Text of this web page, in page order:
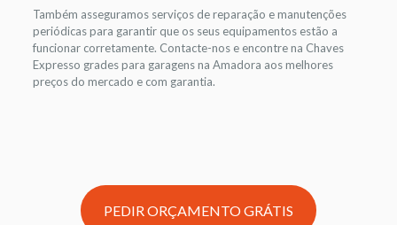
Também asseguramos serviços de reparação e manutenções
periódicas para garantir que os seus equipamentos estão a
funcionar corretamente. Contacte-nos e encontre na Chaves
Expresso grades para garagens na Amadora aos melhores
preços do mercado e com garantia.
PEDIR ORÇAMENTO GRÁTIS